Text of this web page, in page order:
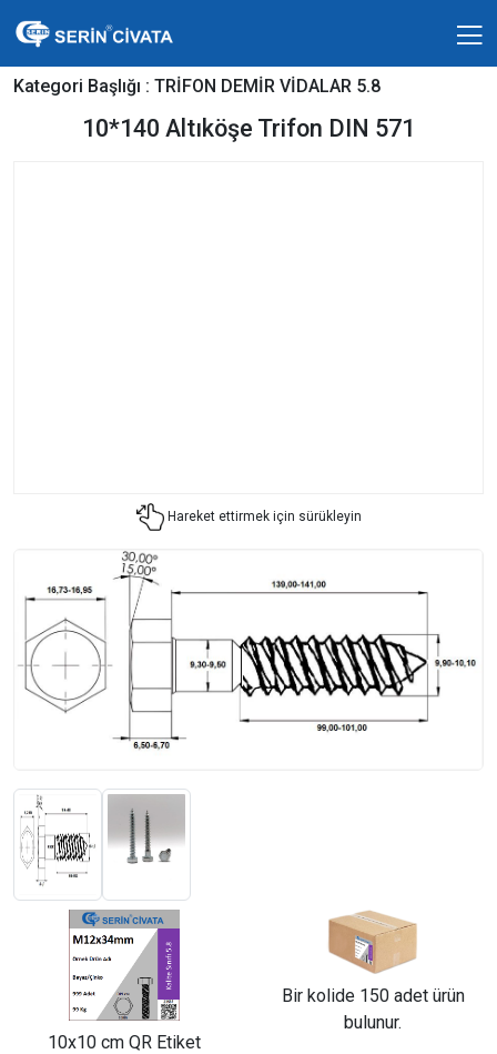
Kategori Başlığı : TRİFON DEMİR VİDALAR 5.8
10*140 Altıköşe Trifon DIN 571
Hareket ettirmek için sürükleyin
10x10 cm QR Etiket
Bir kolide 150 adet ürün
bulunur.